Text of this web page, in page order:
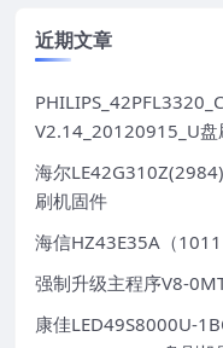
近期文章
V2.14_20120915_U盘
海尔
刷机固件
海信HZ43E35A（
强制升级主程序V8-
康佳LED49S8000U-